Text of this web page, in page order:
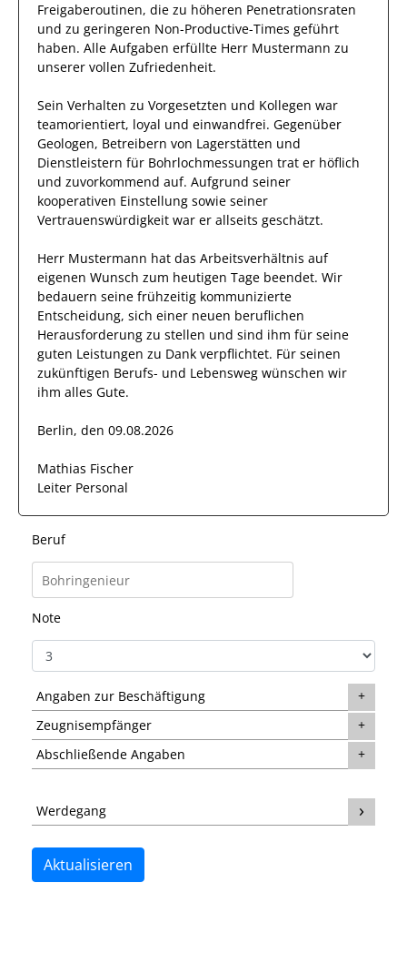
Freigaberoutinen, die zu höheren Penetrationsraten
und zu geringeren Non-Productive-Times geführt
haben. Alle Aufgaben erfüllte Herr Mustermann zu
unserer vollen Zufriedenheit.
Sein Verhalten zu Vorgesetzten und Kollegen war
teamorientiert, loyal und einwandfrei. Gegenüber
Geologen, Betreibern von Lagerstätten und
Dienstleistern für Bohrlochmessungen trat er höflich
und zuvorkommend auf. Aufgrund seiner
kooperativen Einstellung sowie seiner
Vertrauenswürdigkeit war er allseits geschätzt.
Herr Mustermann hat das Arbeitsverhältnis auf
eigenen Wunsch zum heutigen Tage beendet. Wir
bedauern seine frühzeitig kommunizierte
Entscheidung, sich einer neuen beruflichen
Herausforderung zu stellen und sind ihm für seine
guten Leistungen zu Dank verpflichtet. Für seinen
zukünftigen Berufs- und Lebensweg wünschen wir
ihm alles Gute.
Berlin, den 09.08.2026
Mathias Fischer
Leiter Personal
Beruf
Note
Angaben zur Beschäftigung
Zeugnisempfänger
Abschließende Angaben
Werdegang
Aktualisieren